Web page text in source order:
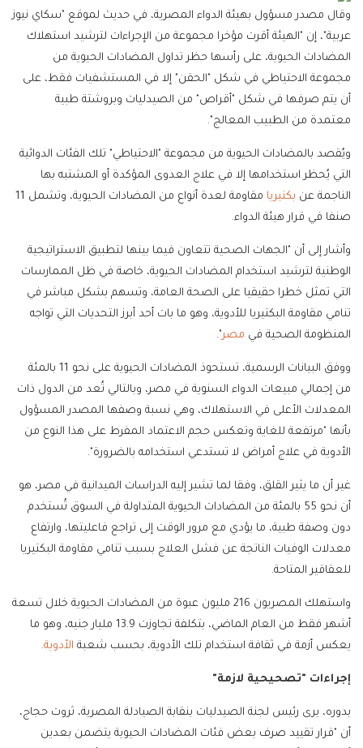
وقال مصدر مسؤول بهيئة الدواء المصرية، في حديث لموقع "سكاي نيوز
عربية"، إن "الهيئة أقرت مؤخرا مجموعة من الإجراءات لترشيد استهلاك
المضادات الحيوية، على رأسها حظر تداول المضادات الحيوية من
مجموعة الاحتياطي في شكل "الحقن" إلا في المستشفيات فقط، على
أن يتم صرفها في شكل "أقراص" من الصيدليات وبروشتة طبية
معتمدة من الطبيب المعالج".
ويُقصد بالمضادات الحيوية من مجموعة "الاحتياطي" تلك الفئات الدوائية
التي يُحظر استخدامها إلا في علاج العدوى المؤكدة أو المشتبه بها
الناجمة عن بكتيريا
مقاومة لعدة أنواع من المضادات الحيوية، وتشمل 11
صنفا في قرار هيئة الدواء.
وأشار إلى أن "الجهات الصحية تتعاون فيما بينها لتطبيق الاستراتيجية
الوطنية لترشيد استخدام المضادات الحيوية، خاصة في ظل الممارسات
التي تمثل خطرا حقيقيا على الصحة العامة، وتسهم بشكل مباشر في
تنامي مقاومة البكتيريا للأدوية، وهو ما بات أحد أبرز التحديات التي تواجه
المنظومة الصحية في مصر".
ووفق البيانات الرسمية، تستحوذ المضادات الحيوية على نحو 11 بالمئة
من إجمالي مبيعات الدواء السنوية في مصر، وبالتالي تُعد من الدول ذات
المعدلات الأعلى في الاستهلاك، وهي نسبة وصفها المصدر المسؤول
بأنها "مرتفعة للغاية وتعكس حجم الاعتماد المفرط على هذا النوع من
الأدوية في علاج أمراض لا تستدعي استخدامه بالضرورة".
غير أن ما يثير القلق، وفقا لما تشير إليه الدراسات الميدانية في مصر، هو
أن نحو 55 بالمئة من المضادات الحيوية المتداولة في السوق تُستخدم
دون وصفة طبية، ما يؤدي مع مرور الوقت إلى تراجع فاعليتها، وارتفاع
معدلات الوفيات الناتجة عن فشل العلاج بسبب تنامي مقاومة البكتيريا
للعقاقير المتاحة.
واستهلك المصريون 216 مليون عبوة من المضادات الحيوية خلال تسعة
أشهر فقط من العام الماضي، بتكلفة تجاوزت 13.9 مليار جنيه، وهو ما
يعكس أزمة في ثقافة استخدام تلك الأدوية، بحسب شعبة الأدوية.
إجراءات "تصحيحية لازمة"
بدوره، يرى رئيس لجنة الصيدليات بنقابة الصيادلة المصرية، ثروت حجاج،
أن "قرار تقييد صرف بعض فئات المضادات الحيوية يتضمن بعدين